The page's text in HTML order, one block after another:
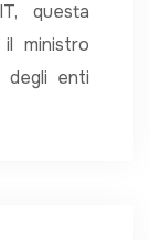
questa
ministro
degli enti